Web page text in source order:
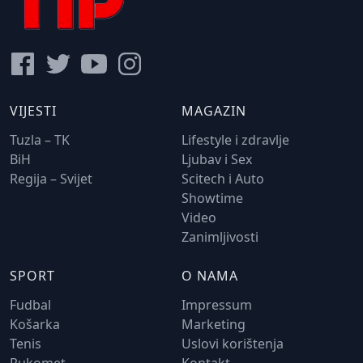
VIJESTI
Tuzla – TK
BiH
Regija – Svijet
MAGAZIN
Lifestyle i zdravlje
Ljubav i Sex
Scitech i Auto
Showtime
Video
Zanimljivosti
SPORT
Fudbal
Košarka
Tenis
O NAMA
Impressum
Marketing
Uslovi korištenja